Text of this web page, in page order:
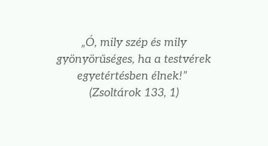
„Ó, mily szép és mily
gyönyörűséges, ha a testvérek
egyetértésben élnek!”
(Zsoltárok 133, 1)